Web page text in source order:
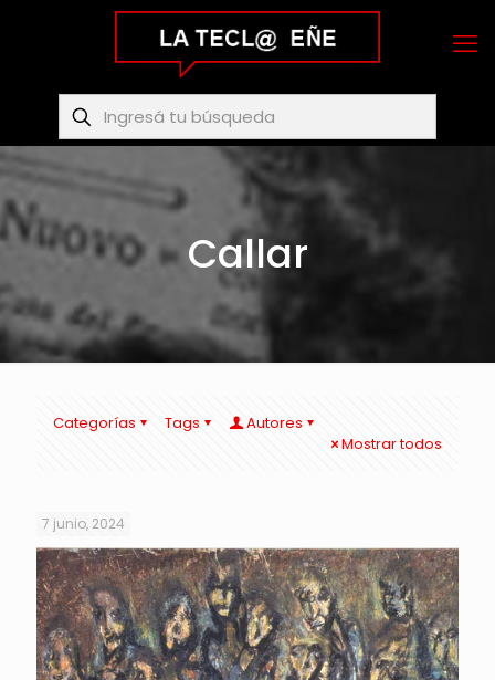
Callar
Categorías Tags
Autores
Mostrar todos
7 junio, 2024